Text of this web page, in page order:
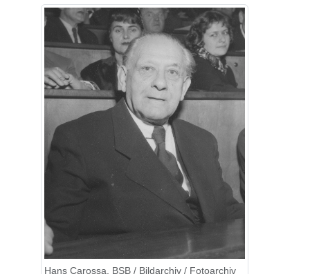
Hans Carossa, BSB / Bildarchiv / Fotoarchiv